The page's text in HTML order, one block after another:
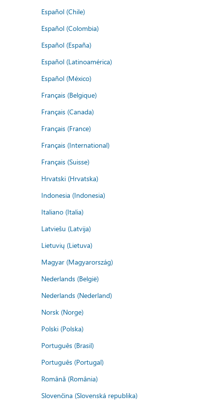
Español (Chile)
Español (Colombia)
Español (España)
Español (Latinoamérica)
Español (México)
Français (Belgique)
Français (Canada)
Français (France)
Français (International)
Français (Suisse)
Hrvatski (Hrvatska)
Indonesia (Indonesia)
Italiano (Italia)
Latviešu (Latvija)
Lietuvių (Lietuva)
Magyar (Magyarország)
Nederlands (België)
Nederlands (Nederland)
Norsk (Norge)
Polski (Polska)
Português (Brasil)
Português (Portugal)
Română (România)
Slovenčina (Slovenská republika)